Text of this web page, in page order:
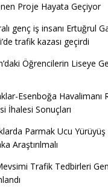
Proje Hayata Geçiyor
genç iş insanı Ertuğrul
trafik kazası geçirdi
Öğrencilerin Liseye
Esenboğa Havalimanı
İhalesi Sonuçları
Parmak Ucu
Araştırılmalı
Trafik Tedbirleri